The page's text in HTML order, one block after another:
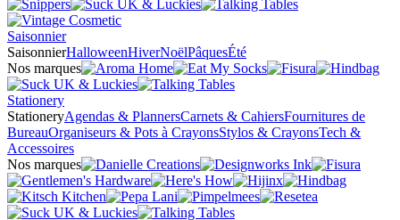
Saisonnier
SaisonnierHalloweenHiverNoëlPâquesÉté
Nos marques
Stationery
StationeryAgendas & PlannersCarnets & CahiersFournitures de
BureauOrganiseurs & Pots à CrayonsStylos & CrayonsTech &
Accessoires
Nos marques